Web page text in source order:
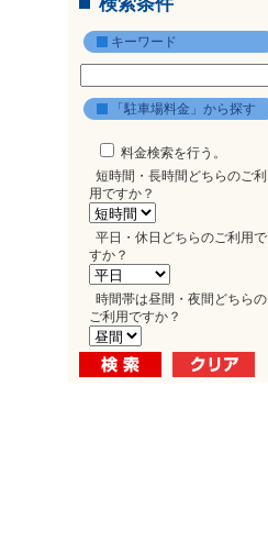
キーワード
「駐車場料金」から探す
料金検索を行う。
短時間・長時間どちらのご利
用ですか？
平日・休日どちらのご利用で
すか？
時間帯は昼間・夜間どちらの
ご利用ですか？